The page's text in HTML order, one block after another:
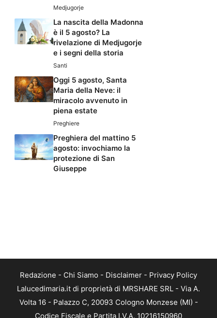
Medjugorje
La nascita della Madonna
è il 5 agosto? La
rivelazione di Medjugorje
e i segni della storia
Santi
Oggi 5 agosto, Santa
Maria della Neve: il
miracolo avvenuto in
piena estate
Preghiere
Preghiera del mattino 5
agosto: invochiamo la
protezione di San
Giuseppe
Redazione - Chi Siamo - Disclaimer - Privacy Policy
Lalucedimaria.it di proprietà di MRSHARE SRL - Via A.
Volta 16 - Palazzo C, 20093 Cologno Monzese (MI) -
Codice Fiscale e Partita I.V.A. 10216150960